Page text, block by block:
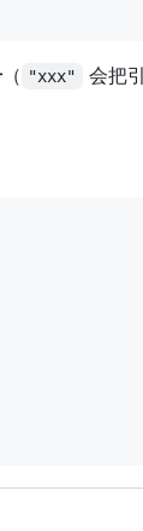
（ "xxx" 会把